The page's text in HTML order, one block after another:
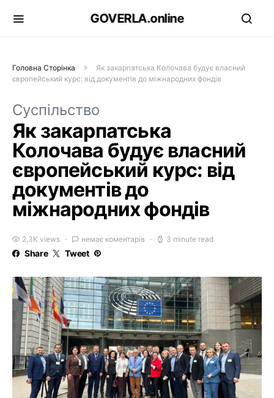
GOVERLA.online
Головна Сторінка
Як закарпатська Колочава будує власний
європейський курс: від документів до міжнародних фондів
Суспільство
Як закарпатська
Колочава будує власний
європейський курс: від
документів до
міжнародних фондів
2,3K views немає коментарів 3 minute read
Share Tweet